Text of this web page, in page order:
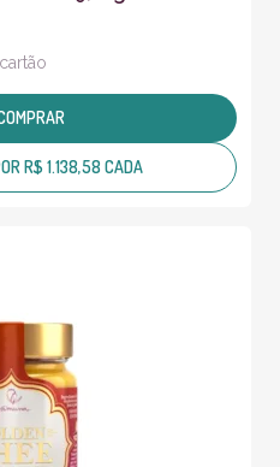
R$ 1.138,58 CADA